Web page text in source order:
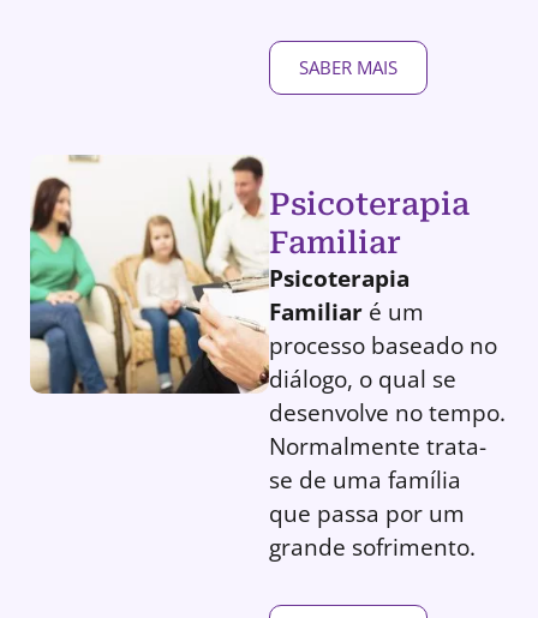
SABER MAIS
Psicoterapia
Familiar
Psicoterapia
Familiar é um
processo baseado no
diálogo, o qual se
desenvolve no tempo.
Normalmente trata-
se de uma família
que passa por um
grande sofrimento.